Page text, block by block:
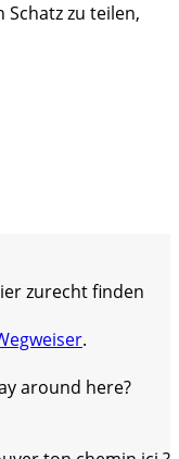
zu teilen,
zurecht finden
.
around here?